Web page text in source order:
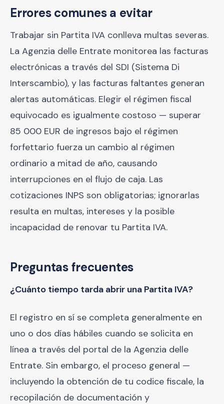
Errores comunes a evitar
Trabajar sin Partita IVA conlleva multas severas.
La Agenzia delle Entrate monitorea las facturas
electrónicas a través del SDI (Sistema Di
Interscambio), y las facturas faltantes generan
alertas automáticas. Elegir el régimen fiscal
equivocado es igualmente costoso — superar
85 000 EUR de ingresos bajo el régimen
forfettario fuerza un cambio al régimen
ordinario a mitad de año, causando
interrupciones en el flujo de caja. Las
cotizaciones INPS son obligatorias; ignorarlas
resulta en multas, intereses y la posible
incapacidad de renovar tu Partita IVA.
Preguntas frecuentes
¿Cuánto tiempo tarda abrir una Partita IVA?
El registro en sí se completa generalmente en
uno o dos días hábiles cuando se solicita en
línea a través del portal de la Agenzia delle
Entrate. Sin embargo, el proceso general —
incluyendo la obtención de tu codice fiscale, la
recopilación de documentación y